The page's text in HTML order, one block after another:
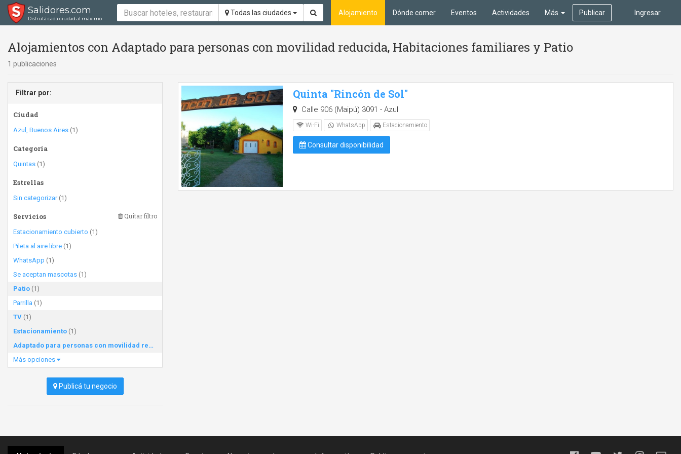
Salidores.com
Disfrutá cada ciudad al máximo
Todas las ciudades Ingresar
Alojamiento Dónde comer Eventos Actividades Más Publicar
Alojamientos con Adaptado para personas con movilidad reducida, Habitaciones familiares y Patio
1 publicaciones
Filtrar por:
Ciudad
Azul, Buenos Aires (1)
Categoría
Quintas (1)
Estrellas
Sin categorizar(1)
Servicios Quitar filtro
Estacionamiento cubierto (1)
Pileta al aire libre (1)
WhatsApp (1)
Se aceptan mascotas (1)
Patio (1)
Parrilla (1)
TV (1)
Estacionamiento (1)
Adaptado para personas con movilidad reducida
Más opciones
Publicá tu negocio
Quinta "Rincón de Sol"
Calle 906 (Maipú) 3091 - Azul
Wi-Fi WhatsApp Estacionamiento
Consultar disponibilidad